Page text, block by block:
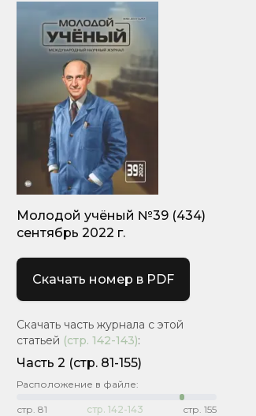
Молодой учёный №39 (434)
сентябрь 2022 г.
Скачать номер в PDF
Скачать часть журнала с этой
статьей (стр. 142-143):
Часть 2 (стр. 81-155)
Расположение в файле:
стр. 81 стр. 142-143 стр. 155